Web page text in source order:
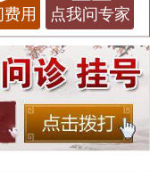
费用 点我问专家